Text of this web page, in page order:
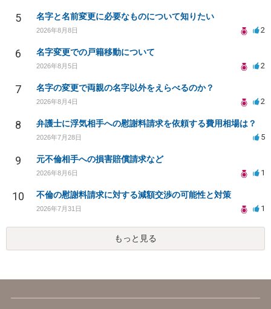
5 名字と名前変更に必要なものについて知りたい
2026年8月8日 2
6 名字変更での戸籍移動について
2026年8月5日 2
7 名字の変更で両親の名字以外をえらべるのか？
2026年8月4日 2
8 弁護士に浮気相手への慰謝料請求を依頼する費用相場は？
2026年7月28日 5
9 元不倫相手への損害賠償請求など
2026年8月6日 1
10 不倫の慰謝料請求に対する減額交渉の可能性と対策
2026年7月31日 1
もっと見る